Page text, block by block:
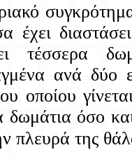
έχει
τέσσερα
ανά δύο
οποίου
δωμάτια όσο
πλευρά της